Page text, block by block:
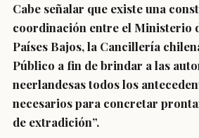
Cabe señalar que existeuna
coordinación entre el Ministerio
Países Bajos, la Cancillería
Público a fin de brindar a las
neerlandesas todos los
necesarios para concretar
de extradición”.